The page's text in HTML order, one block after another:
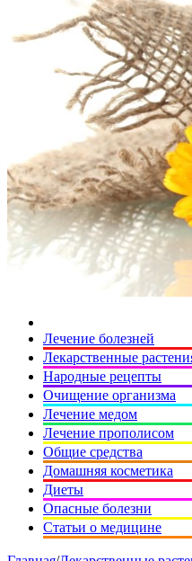
Лечение болезней
Лекарственные
Народные рецепты
Очищение организма
Лечение медом
Лечение прополисом
Общие средства
Домашняя косметика
Диеты
Опасные болезни
Статьи о медицине